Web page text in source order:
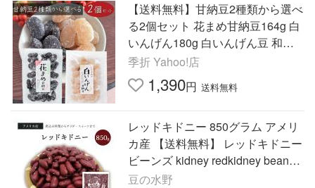
【送料無料】甘納豆2種類から選べ
る2個セット 花まめ甘納豆164g 白
いんげん180g 白いんげん豆 和菓
子 お茶菓子 あまなっとう 花まめ
お菓子 母の日 父の日
季折 Yahoo!店
1,390円 送料無料
レッドキドニー 850グラム アメリ
カ産 【送料無料】 レッドキドニー
ビーンズ kidney redkidney beans
赤いんげん豆 赤インゲン豆
豆の水野